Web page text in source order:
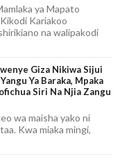
ya Mapato
Kariakoo
na walipakodi
Giza Nikiwa Sijui
Ya Baraka, Mpaka
Siri Na Njia Zangu
wa maisha yako ni
Kwa miaka mingi,